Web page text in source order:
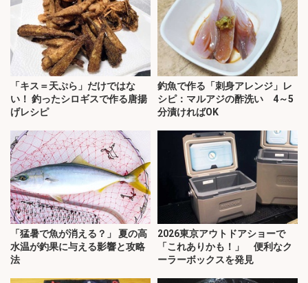
「キス＝天ぷら」だけではな
い！ 釣ったシロギスで作る唐揚
げレシピ
釣魚で作る「刺身アレンジ」レ
シピ：マルアジの酢洗い 4～5
分漬ければOK
「猛暑で魚が消える？」 夏の高
水温が釣果に与える影響と攻略
法
2026東京アウトドアショーで
「これありかも！」 便利なク
ーラーボックスを発見